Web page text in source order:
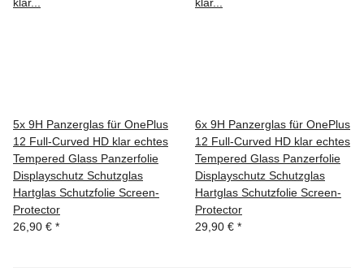
5x 9H Panzerglas für OnePlus
12 Full-Curved HD klar echtes
Tempered Glass Panzerfolie
Displayschutz Schutzglas
Hartglas Schutzfolie Screen-
Protector
26,90 € *
6x 9H Panzerglas für OnePlus
12 Full-Curved HD klar echtes
Tempered Glass Panzerfolie
Displayschutz Schutzglas
Hartglas Schutzfolie Screen-
Protector
29,90 € *